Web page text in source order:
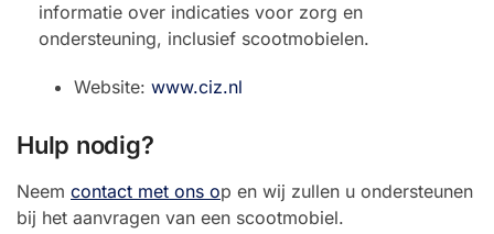
informatie over indicaties voor zorg en
ondersteuning, inclusief scootmobielen.
Website: www.ciz.nl
Hulp nodig?
Neem contact met ons op en wij zullen u ondersteunen
bij het aanvragen van een scootmobiel.